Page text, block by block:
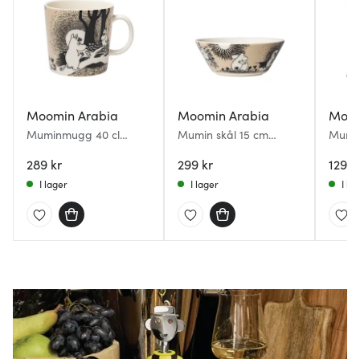
Moomin Arabia
Muminmugg 40 cl
289 kr
I lager
Moomin Arabia
Mumin skål 15 cm
299 kr
I lager
129
I